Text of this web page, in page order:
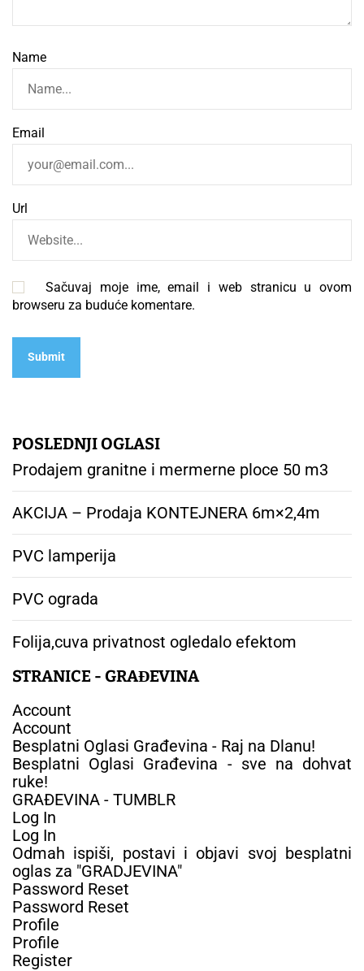
Name
Email
Url
Sačuvaj moje ime, email i web stranicu u ovom
browseru za buduće komentare.
POSLEDNJI OGLASI
Prodajem granitne i mermerne ploce 50 m3
AKCIJA – Prodaja KONTEJNERA 6m×2,4m
PVC lamperija
PVC ograda
Folija,cuva privatnost ogledalo efektom
STRANICE - GRAĐEVINA
Account
Account
Besplatni Oglasi Građevina - Raj na Dlanu!
Besplatni Oglasi Građevina - sve na dohvat
ruke!
GRAĐEVINA - TUMBLR
Log In
Log In
Odmah ispiši, postavi i objavi svoj besplatni
oglas za "GRADJEVINA"
Password Reset
Password Reset
Profile
Profile
Register